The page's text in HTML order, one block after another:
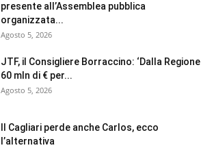
presente all’Assemblea pubblica
organizzata...
Agosto 5, 2026
JTF, il Consigliere Borraccino: ‘Dalla Regione
60 mln di € per...
Agosto 5, 2026
Il Cagliari perde anche Carlos, ecco
l’alternativa